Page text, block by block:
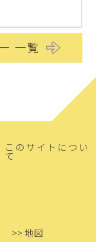
一覧
このサイトについ
て
>> 地図